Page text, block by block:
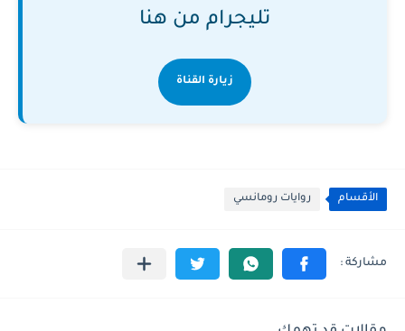
تليجرام من هنا
زيارة القناة
الأقسام روايات رومانسي